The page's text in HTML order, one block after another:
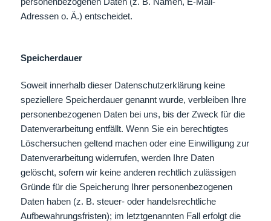
Adressen o. Ä.) entscheidet.
Speicherdauer
Soweit innerhalb dieser Datenschutzerklärung keine
speziellere Speicherdauer genannt wurde, verbleiben Ihre
personenbezogenen Daten bei uns, bis der Zweck für die
Datenverarbeitung entfällt. Wenn Sie ein berechtigtes
Löschersuchen geltend machen oder eine Einwilligung zur
Datenverarbeitung widerrufen, werden Ihre Daten
gelöscht, sofern wir keine anderen rechtlich zulässigen
Gründe für die Speicherung Ihrer personenbezogenen
Daten haben (z. B. steuer- oder handelsrechtliche
Aufbewahrungsfristen); im letztgenannten Fall erfolgt die